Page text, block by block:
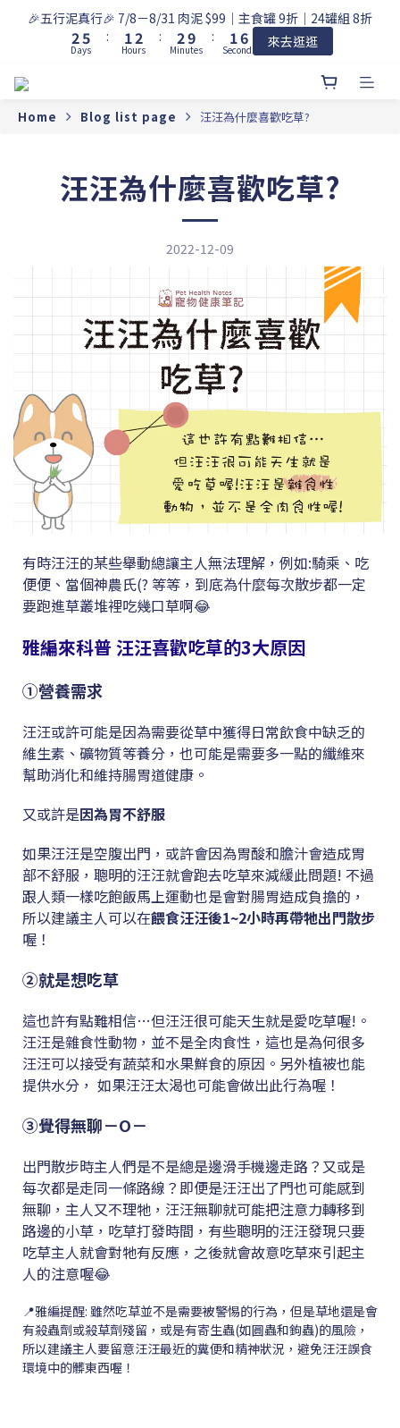
🎉五行泥真行🎉 7/8－8/31 肉泥 $99｜主食罐 9折｜24罐組 8折
3
2
1
6
5
4
1
Days
:
2
1
0
3
2
1
Hours
:
3
2
1
9
8
5
2
1
0
Minutes
:
2
1
0
7
6
5
2
Seconds 來去逛逛
Home Blog list page 汪汪為什麼喜歡吃草?
汪汪為什麼喜歡吃草?
2022-12-09
有時汪汪的某些舉動總讓主人無法理解，例如:騎乘、吃
便便、當個神農氏(? 等等，到底為什麼每次散步都一定
要跑進草叢堆裡吃幾口草啊😂
雅編來科普 汪汪喜歡吃草的3大原因
①營養需求
汪汪或許可能是因為需要從草中獲得日常飲食中缺乏的
維生素、礦物質等養分，也可能是需要多一點的纖維來
幫助消化和維持腸胃道健康。
又或許是因為胃不舒服
如果汪汪是空腹出門，或許會因為胃酸和膽汁會造成胃
部不舒服，聰明的汪汪就會跑去吃草來減緩此問題! 不過
跟人類一樣吃飽飯馬上運動也是會對腸胃造成負擔的，
所以建議主人可以在餵食汪汪後1~2小時再帶牠出門散步
喔！
②就是想吃草
這也許有點難相信…但汪汪很可能天生就是愛吃草喔!。
汪汪是雜食性動物，並不是全肉食性，這也是為何很多
汪汪可以接受有蔬菜和水果鮮食的原因。另外植被也能
提供水分， 如果汪汪太渴也可能會做出此行為喔！
③覺得無聊－O－
出門散步時主人們是不是總是邊滑手機邊走路？又或是
每次都是走同一條路線？即便是汪汪出了門也可能感到
無聊，主人又不理牠，汪汪無聊就可能把注意力轉移到
路邊的小草，吃草打發時間，有些聰明的汪汪發現只要
吃草主人就會對牠有反應，之後就會故意吃草來引起主
人的注意喔😂
📍雅編提醒: 雖然吃草並不是需要被警惕的行為，但是草地還是會
有殺蟲劑或殺草劑殘留，或是有寄生蟲(如圓蟲和鉤蟲)的風險，
所以建議主人要留意汪汪最近的糞便和精神狀況，避免汪汪誤食
環境中的髒東西喔！